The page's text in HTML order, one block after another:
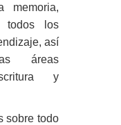
memoria,
todos los
así
las áreas
y
sobre todo